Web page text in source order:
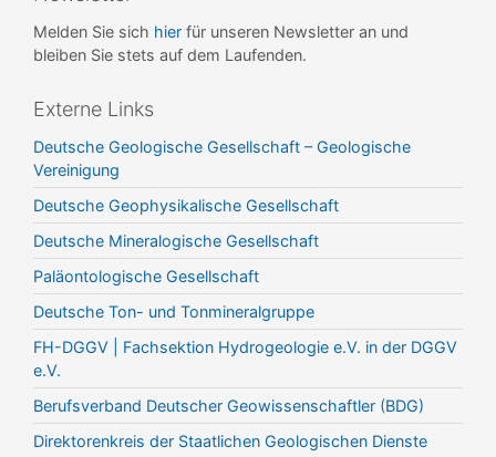
Melden Sie sich hier für unseren Newsletter an und
bleiben Sie stets auf dem Laufenden.
Externe Links
Deutsche Geologische Gesellschaft – Geologische
Vereinigung
Deutsche Geophysikalische Gesellschaft
Deutsche Mineralogische Gesellschaft
Paläontologische Gesellschaft
Deutsche Ton- und Tonmineralgruppe
FH-DGGV | Fachsektion Hydrogeologie e.V. in der DGGV
e.V.
Berufsverband Deutscher Geowissenschaftler (BDG)
Direktorenkreis der Staatlichen Geologischen Dienste